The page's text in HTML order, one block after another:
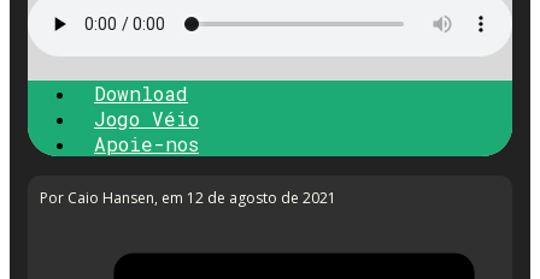
Download
Jogo Véio
Apoie-nos
Por Caio Hansen, em 12 de agosto de 2021